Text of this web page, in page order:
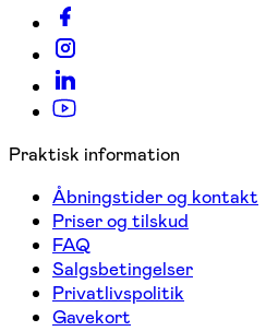
Praktisk information
Åbningstider og kontakt
Priser og tilskud
FAQ
Salgsbetingelser
Privatlivspolitik
Gavekort